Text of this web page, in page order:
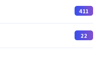
411
22